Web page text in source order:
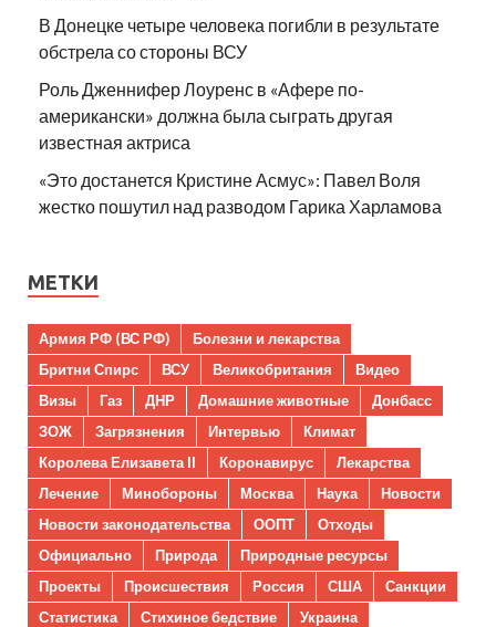
В Донецке четыре человека погибли в результате
обстрела со стороны ВСУ
Роль Дженнифер Лоуренс в «Афере по-
американски» должна была сыграть другая
известная актриса
«Это достанется Кристине Асмус»: Павел Воля
жестко пошутил над разводом Гарика Харламова
МЕТКИ
Армия РФ (ВС РФ)
Болезни и лекарства
Бритни Спирс
ВСУ Великобритания
Видео
Визы
Газ ДНР Домашние животные
Донбасс
ЗОЖ
Загрязнения Интервью
Климат
Королева Елизавета II
Коронавирус
Лекарства
Лечение
Минобороны Москва Наука
Новости
Новости законодательства
ООПТ
Отходы
Официально
Природа
Природные ресурсы
Проекты
Происшествия Россия США
Санкции
Статистика
Стихиное бедствие
Украина